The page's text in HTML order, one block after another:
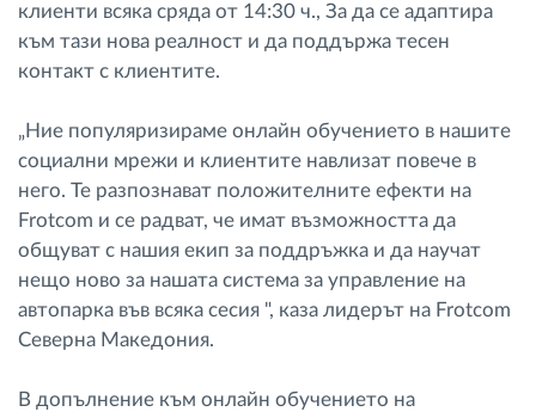
клиенти всяка сряда от 14:30 ч., За да се адаптира
към тази нова реалност и да поддържа тесен
контакт с клиентите.
„Ние популяризираме онлайн обучението в нашите
социални мрежи и клиентите навлизат повече в
него. Те разпознават положителните ефекти на
Frotcom и се радват, че имат възможността да
общуват с нашия екип за поддръжка и да научат
нещо ново за нашата система за управление на
автопарка във всяка сесия ", каза лидерът на Frotcom
Северна Македония.
В допълнение към онлайн обучението на